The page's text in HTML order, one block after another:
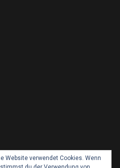
Website verwendet Cookies. Wenn